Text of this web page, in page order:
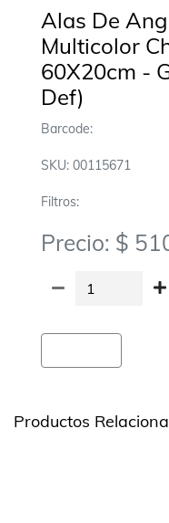
Alas De
Multicolor
60X20cm -
Def)
Barcode:
SKU: 00115671
Filtros:
Precio: $
Productos